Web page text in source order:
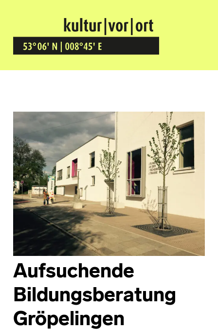
Kultur Vor Ort
BREMEN GRÖPELINGEN
Aufsuchende
Bildungsberatung
Gröpelingen